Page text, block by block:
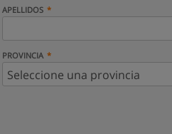
APELLIDOS
PROVINCIA